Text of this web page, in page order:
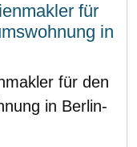
für
in
für den
in Berlin-